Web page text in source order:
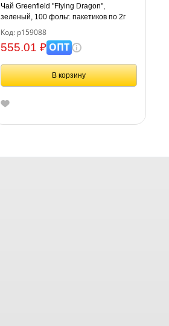
Чай Greenfield "Flying Dragon",
зеленый, 100 фольг. пакетиков по 2г
Код: р159088
555.01 ₽ОПТ
В корзину